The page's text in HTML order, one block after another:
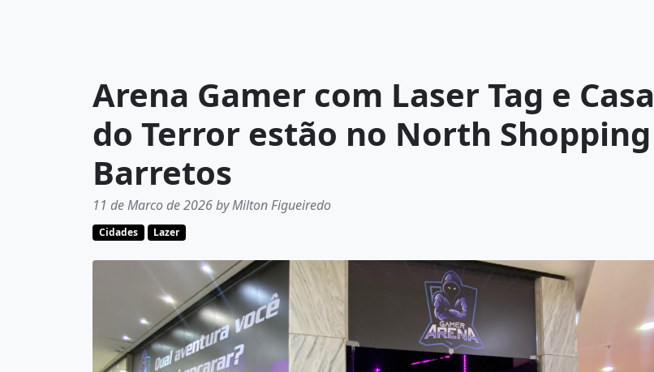
Arena Gamer com Laser Tag e Casa
do Terror estão no North Shopping
Barretos
11 de Marco de 2026 by Milton Figueiredo
Cidades Lazer